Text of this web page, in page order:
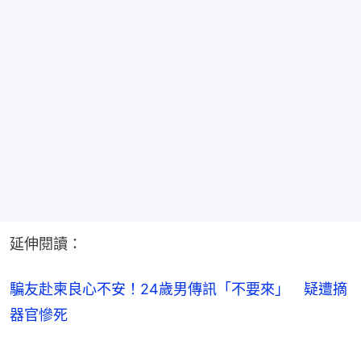
延伸閱讀：
騙友赴柬良心不安！24歲男傳訊「不要來」　疑遭摘
器官慘死